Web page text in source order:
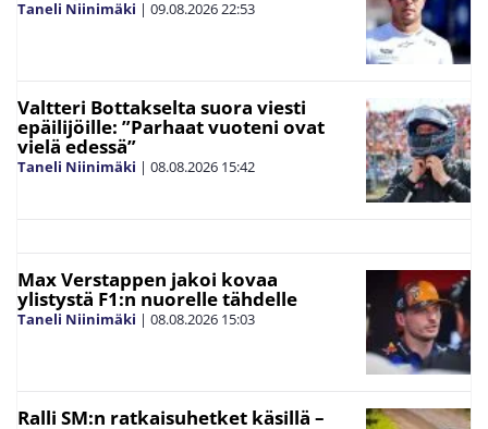
Taneli Niinimäki | 09.08.202622:53
Valtteri Bottakselta suora viesti
epäilijöille: ”Parhaat vuoteni ovat
vielä edessä”
Taneli Niinimäki | 08.08.2026 15:42
Max Verstappen jakoi kovaa
ylistystä F1:n nuorelle tähdelle
Taneli Niinimäki | 08.08.2026 15:03
Ralli SM:n ratkaisuhetket käsillä –